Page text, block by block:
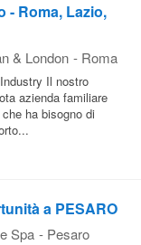
- Roma, Lazio,
& London - Roma
Il nostro
azienda familiare
ha bisogno di
a PESARO
Spa - Pesaro